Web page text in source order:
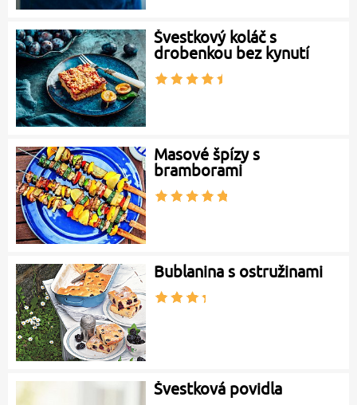
Švestkový koláč s
drobenkou bez kynutí
Masové špízy s
bramborami
Bublanina s ostružinami
Švestková povidla